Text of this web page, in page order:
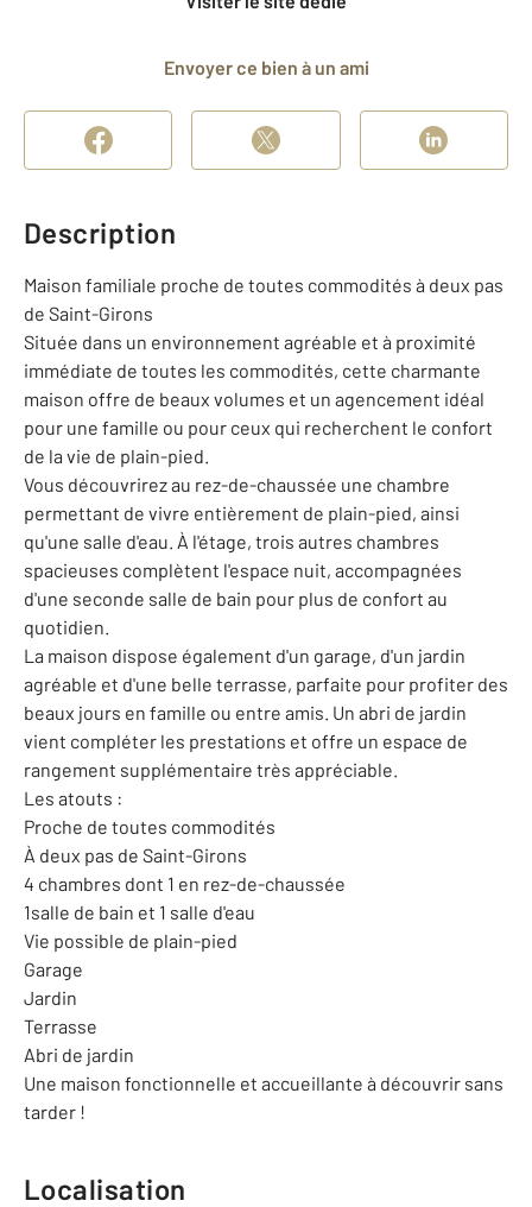
Envoyer ce bien à un ami
Description
Maison familiale proche de toutes commodités à deux pas
de Saint-Girons
Située dans un environnement agréable et à proximité
immédiate de toutes les commodités, cette charmante
maison offre de beaux volumes et un agencement idéal
pour une famille ou pour ceux qui recherchent le confort
de la vie de plain-pied.
Vous découvrirez au rez-de-chaussée une chambre
permettant de vivre entièrement de plain-pied, ainsi
qu'une salle d'eau. À l'étage, trois autres chambres
spacieuses complètent l'espace nuit, accompagnées
d'une seconde salle de bain pour plus de confort au
quotidien.
La maison dispose également d'un garage, d'un jardin
agréable et d'une belle terrasse, parfaite pour profiter des
beaux jours en famille ou entre amis. Un abri de jardin
vient compléter les prestations et offre un espace de
rangement supplémentaire très appréciable.
Les atouts :
Proche de toutes commodités
À deux pas de Saint-Girons
4 chambres dont 1 en rez-de-chaussée
1salle de bain et 1 salle d'eau
Vie possible de plain-pied
Garage
Jardin
Terrasse
Abri de jardin
Une maison fonctionnelle et accueillante à découvrir sans
tarder !
Localisation